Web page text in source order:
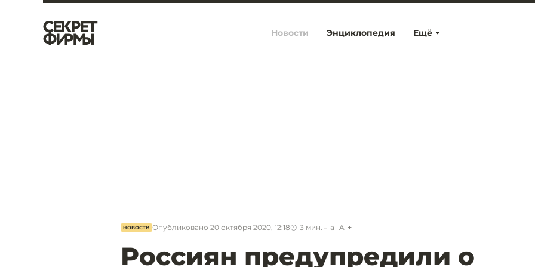
Ещё
Новости Энциклопедия
НОВОСТИ Опубликовано 20 октября 2020, 12:18 3 мин. a A
Россиян предупредили о